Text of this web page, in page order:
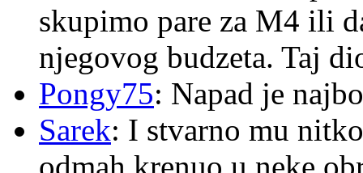
skupimo pare za M4 ili
njegovog budzeta. Taj
Pongy75: Napad je
Sarek: I stvarno mu